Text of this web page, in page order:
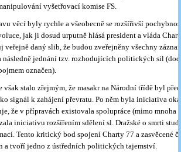
vyšetřovací komise FS.
věcí byly rychle a všeobecně se rozšířivší
jak ji dosud urputně hlásá president a vláda
veřejně daný slib, že budou zveřejněny všechny
následně jednání tzv. rozhodujících politických sil
označen).
však stalo zřejmým, že masakr na Národní třídě byl
signál k zahájení převratu. Po něm byla iniciativa
že v přípravách existovala spolupráce (mimo mnoha
iniciativu rozšířením sdělení sl. Dražské o smrti
Tento kritický bod spojení Charty 77 a zasvěcené
a tvoří jedno z ústředních politických tajemství.